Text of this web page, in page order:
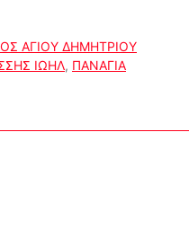
ΑΓΙΟΥ ΔΗΜΗΤΡΙΟΥ
ΙΩΗΛ, ΠΑΝΑΓΙΑ